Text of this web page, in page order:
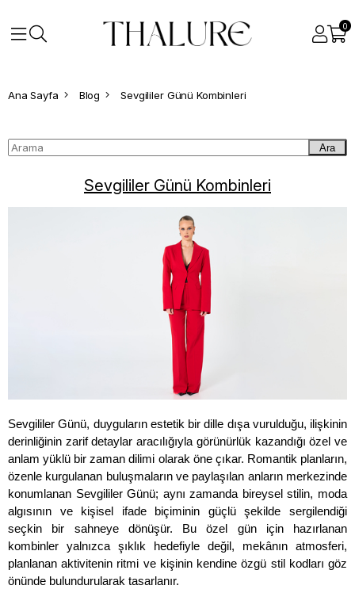
0
Ana Sayfa Blog Sevgililer Günü Kombinleri
Ara
Sevgililer Günü Kombinleri
Sevgililer Günü, duyguların estetik bir dille dışa vurulduğu, ilişkinin
derinliğinin zarif detaylar aracılığıyla görünürlük kazandığı özel ve
anlam yüklü bir zaman dilimi olarak öne çıkar. Romantik planların,
özenle kurgulanan buluşmaların ve paylaşılan anların merkezinde
konumlanan Sevgililer Günü; aynı zamanda bireysel stilin, moda
algısının ve kişisel ifade biçiminin güçlü şekilde sergilendiği
seçkin bir sahneye dönüşür. Bu özel gün için hazırlanan
kombinler yalnızca şıklık hedefiyle değil, mekânın atmosferi,
planlanan aktivitenin ritmi ve kişinin kendine özgü stil kodları göz
önünde bulundurularak tasarlanır.